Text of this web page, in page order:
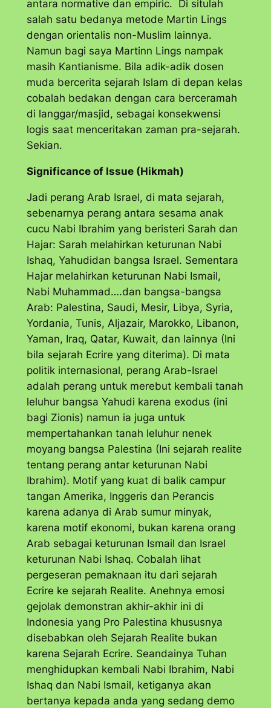
antara normative dan empiric. Di situlah
salah satu bedanya metode Martin Lings
dengan orientalis non-Muslim lainnya.
Namun bagi saya Martinn Lings nampak
masih Kantianisme. Bila adik-adik dosen
muda bercerita sejarah Islam di depan kelas
cobalah bedakan dengan cara berceramah
di langgar/masjid, sebagai konsekwensi
logis saat menceritakan zaman pra-sejarah.
Sekian.
Significance of Issue (Hikmah)
Jadi perang Arab Israel, di mata sejarah,
sebenarnya perang antara sesama anak
cucu Nabi Ibrahim yang beristeri Sarah dan
Hajar: Sarah melahirkan keturunan Nabi
Ishaq, Yahudidan bangsa Israel. Sementara
Hajar melahirkan keturunan Nabi Ismail,
Nabi Muhammad….dan bangsa-bangsa
Arab: Palestina, Saudi, Mesir, Libya, Syria,
Yordania, Tunis, Aljazair, Marokko, Libanon,
Yaman, Iraq, Qatar, Kuwait, dan lainnya (Ini
bila sejarah Ecrire yang diterima). Di mata
politik internasional, perang Arab-Israel
adalah perang untuk merebut kembali tanah
leluhur bangsa Yahudi karena exodus (ini
bagi Zionis) namun ia juga untuk
mempertahankan tanah leluhur nenek
moyang bangsa Palestina (Ini sejarah realite
tentang perang antar keturunan Nabi
Ibrahim). Motif yang kuat di balik campur
tangan Amerika, Inggeris dan Perancis
karena adanya di Arab sumur minyak,
karena motif ekonomi, bukan karena orang
Arab sebagai keturunan Ismail dan Israel
keturunan Nabi Ishaq. Cobalah lihat
pergeseran pemaknaan itu dari sejarah
Ecrire ke sejarah Realite. Anehnya emosi
gejolak demonstran akhir-akhir ini di
Indonesia yang Pro Palestina khususnya
disebabkan oleh Sejarah Realite bukan
karena Sejarah Ecrire. Seandainya Tuhan
menghidupkan kembali Nabi Ibrahim, Nabi
Ishaq dan Nabi Ismail, ketiganya akan
bertanya kepada anda yang sedang demo